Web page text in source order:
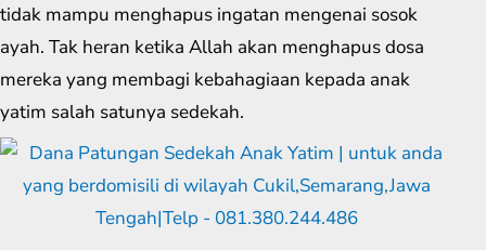
tidak mampu menghapus ingatan mengenai sosok
ayah. Tak heran ketika Allah akan menghapus dosa
mereka yang membagi kebahagiaan kepada anak
yatim salah satunya sedekah.